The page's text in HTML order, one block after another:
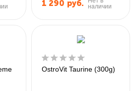
1 290 руб.
наличии
OstroVit Taurine (300g)